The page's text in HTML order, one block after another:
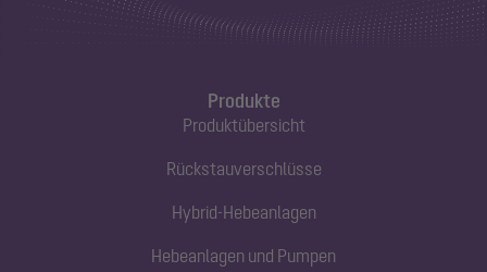
Produkte
Produktübersicht
Rückstauverschlüsse
Hybrid-Hebeanlagen
Hebeanlagen und Pumpen